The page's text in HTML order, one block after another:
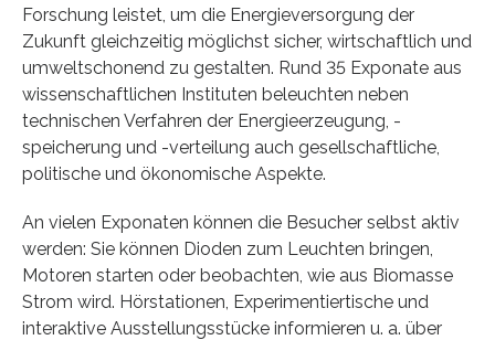
Forschung leistet, um die Energieversorgung der
Zukunft gleichzeitig möglichst sicher, wirtschaftlich und
umweltschonend zu gestalten. Rund 35 Exponate aus
wissenschaftlichen Instituten beleuchten neben
technischen Verfahren der Energieerzeugung, -
speicherung und -verteilung auch gesellschaftliche,
politische und ökonomische Aspekte.
An vielen Exponaten können die Besucher selbst aktiv
werden: Sie können Dioden zum Leuchten bringen,
Motoren starten oder beobachten, wie aus Biomasse
Strom wird. Hörstationen, Experimentiertische und
interaktive Ausstellungsstücke informieren u. a. über